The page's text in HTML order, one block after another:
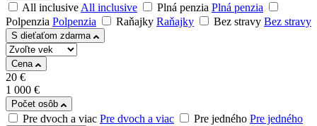
All inclusiveAll inclusive Plná penzia Plná penzia
Polpenzia Polpenzia Raňajky Raňajky Bez stravy Bez stravy
S dieťaťom zdarma
Cena
20 €
1 000 €
Počet osôb
Pre dvoch a viac Pre dvoch a viac Pre jedného Pre jedného